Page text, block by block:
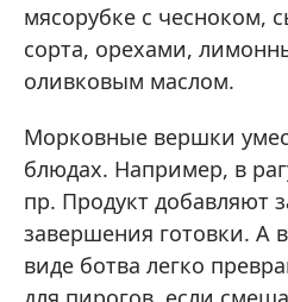
мясорубке с чесноком,
сорта, орехами,
оливковым маслом.
Морковные вершки
блюдах. Например, в
пр. Продукт добавляют
завершения готовки. А
виде ботва легко